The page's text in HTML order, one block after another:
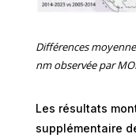
Différences
nm observée par
Les résultats
supplémentaire